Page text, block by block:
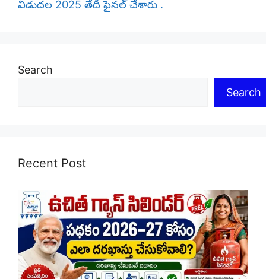
విడుదల 2025 తేదీ ఫైనల్ చేశారు .
Search
Search
Recent Post